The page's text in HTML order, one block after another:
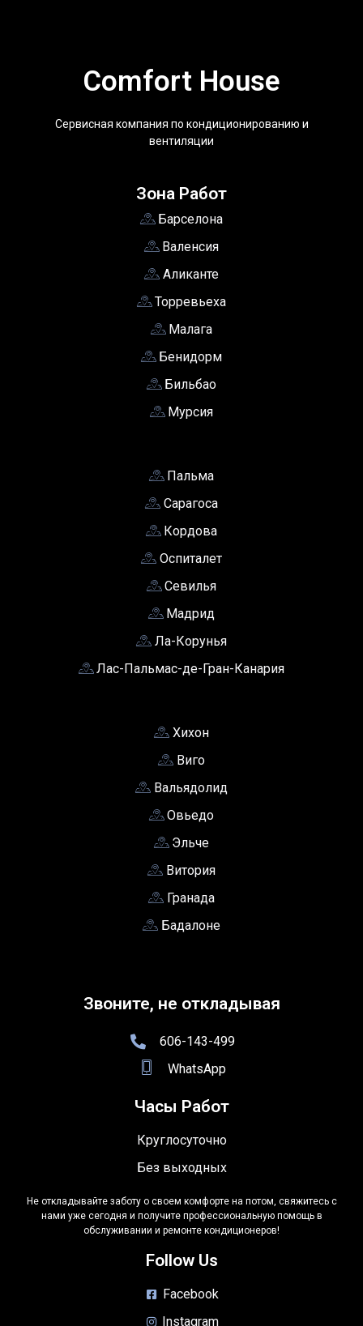
Comfort House
Сервисная компания по кондиционированию и
вентиляции
Зона Работ
Барселона
Валенсия
Аликанте
Торревьеха
Малага
Бенидорм
Бильбао
Мурсия
Пальма
Сарагоса
Кордова
Оспиталет
Севилья
Мадрид
Ла-Корунья
Лас-Пальмас-де-Гран-Канария
Хихон
Виго
Вальядолид
Овьедо
Эльче
Витория
Гранада
Бадалоне
Звоните, не откладывая
606-143-499
WhatsApp
Часы Работ
Круглосуточно
Без выходных
Не откладывайте заботу о своем комфорте на потом, свяжитесь с
нами уже сегодня и получите профессиональную помощь в
обслуживании и ремонте кондиционеров!
Follow Us
Facebook
Instagram